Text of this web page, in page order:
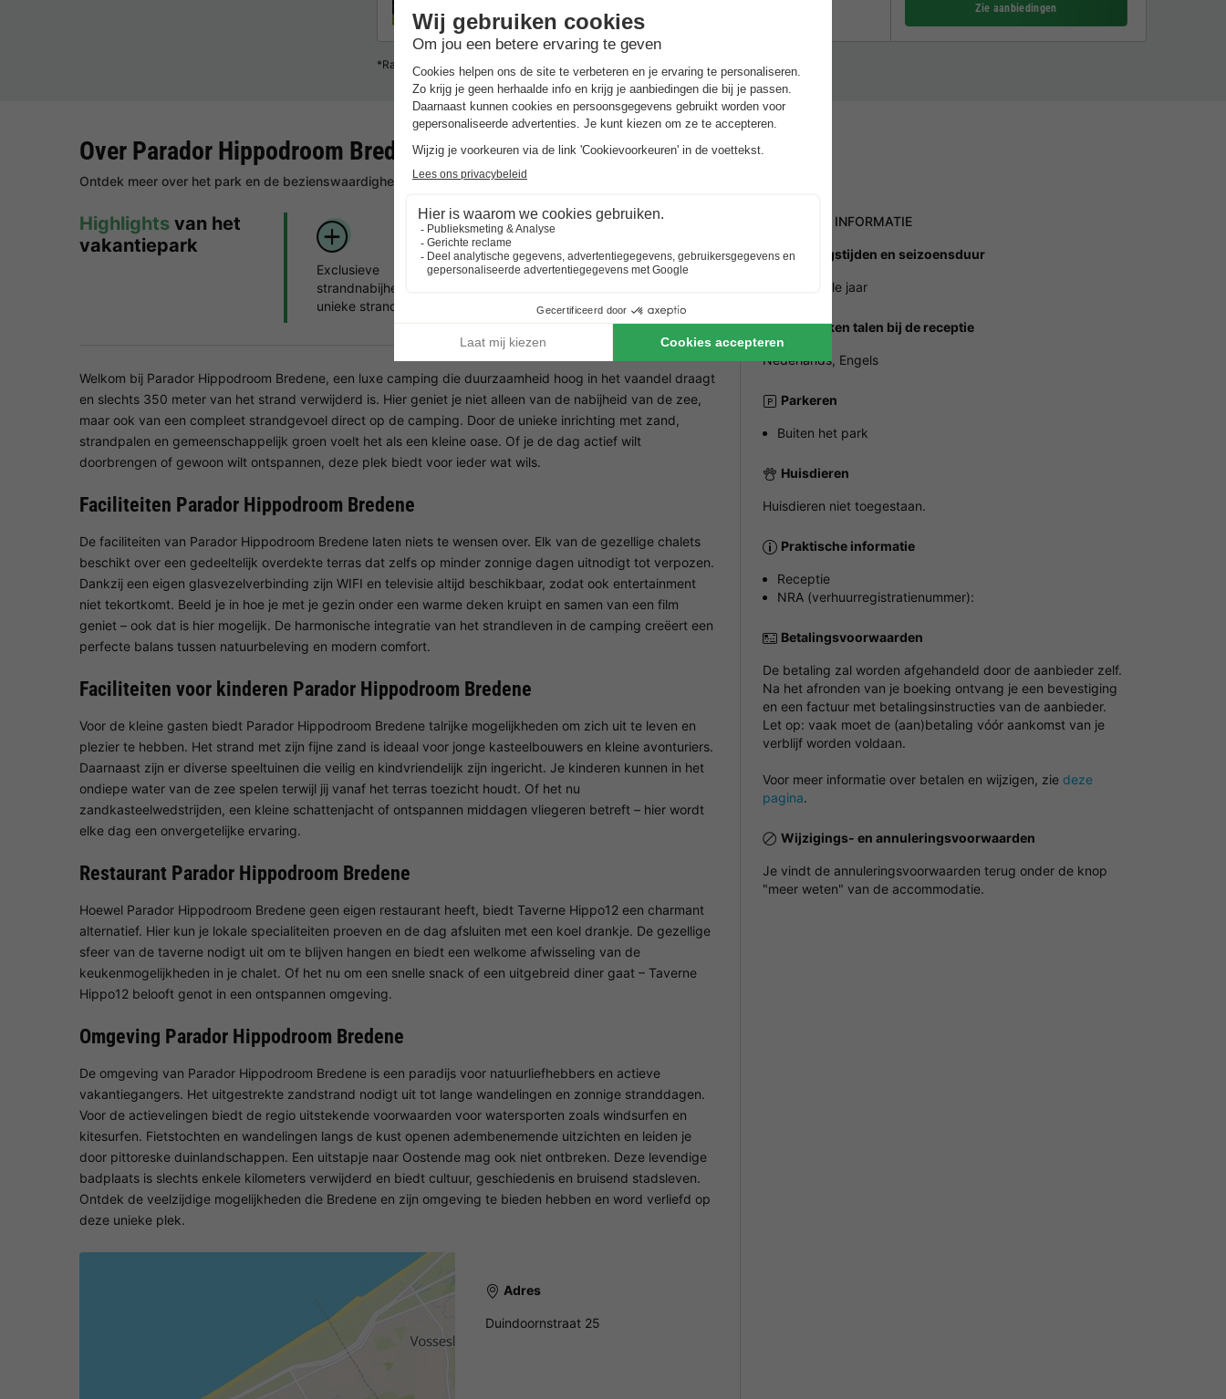
Zie aanbiedingen
*Raadpleeg de details van de accommodatie voor de specifieke voorwaarden.
Over Parador Hippodroom Bredene
Ontdek meer over het park en de bezienswaardigheden in de buurt.
Highlights van het
vakantiepark
Exclusieve
strandnabijheid met
unieke strandflair
Ideale locatie voor
en cultuurzoekers
Luxe chalets met
faciliteiten
Welkom bij Parador Hippodroom Bredene, een luxe camping die duurzaamheid hoog in het vaandel draagt
en slechts 350 meter van het strand verwijderd is. Hier geniet je niet alleen van de nabijheid van de zee,
maar ook van een compleet strandgevoel direct op de camping. Door de unieke inrichting met zand,
strandpalen en gemeenschappelijk groen voelt het als een kleine oase. Of je de dag actief wilt
doorbrengen of gewoon wilt ontspannen, deze plek biedt voor ieder wat wils.
Faciliteiten Parador Hippodroom Bredene
De faciliteiten van Parador Hippodroom Bredene laten niets te wensen over. Elk van de gezellige chalets
beschikt over een gedeeltelijk overdekte terras dat zelfs op minder zonnige dagen uitnodigt tot verpozen.
Dankzij een eigen glasvezelverbinding zijn WIFI en televisie altijd beschikbaar, zodat ook entertainment
niet tekortkomt. Beeld je in hoe je met je gezin onder een warme deken kruipt en samen van een film
geniet – ook dat is hier mogelijk. De harmonische integratie van het strandleven in de camping creëert een
perfecte balans tussen natuurbeleving en modern comfort.
Faciliteiten voor kinderen Parador Hippodroom Bredene
Voor de kleine gasten biedt Parador Hippodroom Bredene talrijke mogelijkheden om zich uit te leven en
plezier te hebben. Het strand met zijn fijne zand is ideaal voor jonge kasteelbouwers en kleine avonturiers.
Daarnaast zijn er diverse speeltuinen die veilig en kindvriendelijk zijn ingericht. Je kinderen kunnen in het
ondiepe water van de zee spelen terwijl jij vanaf het terras toezicht houdt. Of het nu
zandkasteelwedstrijden, een kleine schattenjacht of ontspannen middagen vliegeren betreft – hier wordt
elke dag een onvergetelijke ervaring.
Restaurant Parador Hippodroom Bredene
Hoewel Parador Hippodroom Bredene geen eigen restaurant heeft, biedt Taverne Hippo12 een charmant
alternatief. Hier kun je lokale specialiteiten proeven en de dag afsluiten met een koel drankje. De gezellige
sfeer van de taverne nodigt uit om te blijven hangen en biedt een welkome afwisseling van de
keukenmogelijkheden in je chalet. Of het nu om een snelle snack of een uitgebreid diner gaat – Taverne
Hippo12 belooft genot in een ontspannen omgeving.
Omgeving Parador Hippodroom Bredene
De omgeving van Parador Hippodroom Bredene is een paradijs voor natuurliefhebbers en actieve
vakantiegangers. Het uitgestrekte zandstrand nodigt uit tot lange wandelingen en zonnige stranddagen.
Voor de actievelingen biedt de regio uitstekende voorwaarden voor watersporten zoals windsurfen en
kitesurfen. Fietstochten en wandelingen langs de kust openen adembenemende uitzichten en leiden je
door pittoreske duinlandschappen. Een uitstapje naar Oostende mag ook niet ontbreken. Deze levendige
badplaats is slechts enkele kilometers verwijderd en biedt cultuur, geschiedenis en bruisend stadsleven.
Ontdek de veelzijdige mogelijkheden die Bredene en zijn omgeving te bieden hebben en word verliefd op
deze unieke plek.
Adres
Duindoornstraat 25
ALGEMENE INFORMATIE
Openingstijden en seizoensduur
Het gehele jaar
Gesproken talen bij de receptie
Nederlands, Engels
Parkeren
Buiten het park
Huisdieren
Huisdieren niet toegestaan.
Praktische informatie
Receptie
NRA (verhuurregistratienummer):
Betalingsvoorwaarden
De betaling zal worden afgehandeld door de aanbieder zelf.
Na het afronden van je boeking ontvang je een bevestiging
en een factuur met betalingsinstructies van de aanbieder.
Let op: vaak moet de (aan)betaling vóór aankomst van je
verblijf worden voldaan.
Voor meer informatie over betalen en wijzigen, ziedeze
pagina.
Wijzigings- en annuleringsvoorwaarden
Je vindt de annuleringsvoorwaarden terug onder de knop
"meer weten" van de accommodatie.